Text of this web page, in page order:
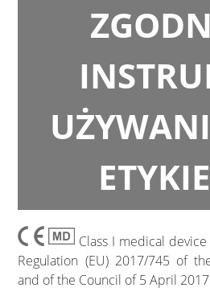
Class I medical
Regulation (EU) 2017/745 of
and of the Council of 5 April